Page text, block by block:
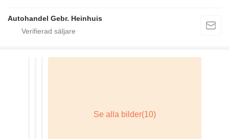
Autohandel Gebr. Heinhuis